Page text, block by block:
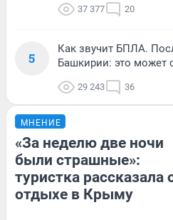
37 377 20
5
Как звучит БПЛА.
Башкирии: это может
29 243 36
МНЕНИЕ
«За неделю две ночи
были страшные»:
туристка рассказала
отдыхе в Крыму